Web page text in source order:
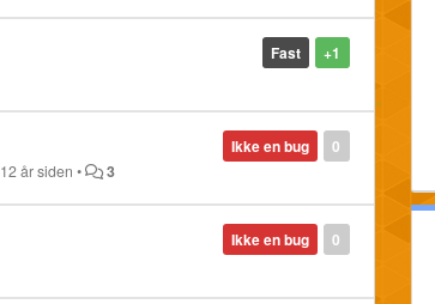
+1
Fast
0
Ikke en bug
12 år siden • 3
0
Ikke en bug